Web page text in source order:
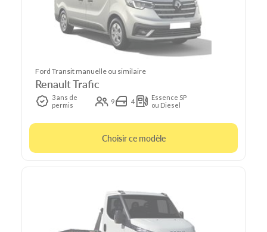
Ford Transit manuelle ou similaire
Renault Trafic
3 ans de
permis
9 4
Essence SP
ou Diesel
Choisir ce modèle